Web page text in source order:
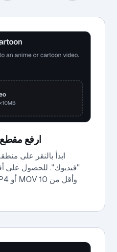
1. ارفع
ابدأ بالنقر على
"فيديوك". للحصول على